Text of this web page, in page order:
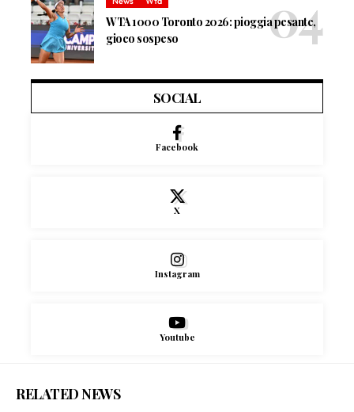
WTA 1000 Toronto 2026: pioggia pesante,
gioco sospeso
SOCIAL
Facebook
X
Instagram
Youtube
RELATED NEWS